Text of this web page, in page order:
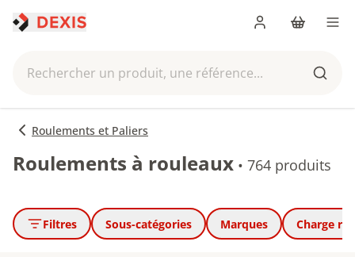
Rechercher un produit, une référence...
Panier
Roulements et Paliers
Roulements à rouleaux • 764 produits
Filtres Sous-catégories Marques Charge